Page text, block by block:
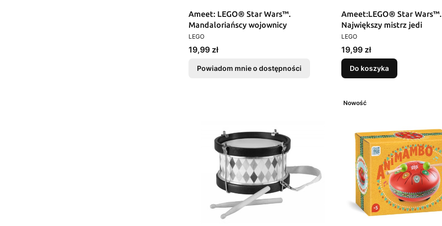
Ameet: LEGO® Star Wars™.
Mandaloriańscy wojownicy
PRODUCENT
LEGO
Cena
19,99 zł
Powiadom mnie o dostępności
Ameet:LEGO® Star Wars™.
Największy mistrz jedi
PRODUCENT
LEGO
Cena
19,99 zł
Do koszyka
Nowość